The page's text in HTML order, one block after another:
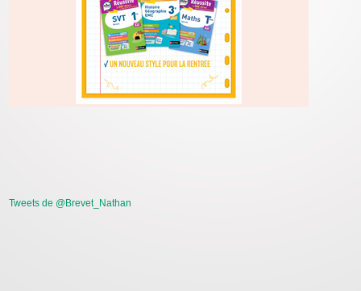
Tweets de @Brevet_Nathan